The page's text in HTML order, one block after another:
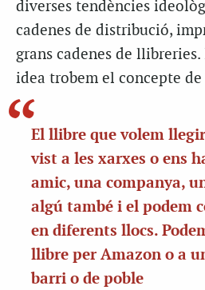
diverses tendències
cadenes de distribució,
grans cadenes de
idea trobem el concepte
El llibre que volem
vist a les xarxes o ens
amic, una companya,
algú també i el podem
en diferents llocs.
llibre per Amazon o a
barri o de poble